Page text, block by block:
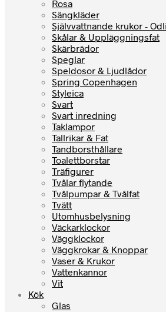
Rosa
Sängkläder
Självvattnande krukor -
Skålar & Uppläggningsfat
Skärbrädor
Speglar
Speldosor & Ljudlådor
Spring Copenhagen
Styleica
Svart
Svart inredning
Taklampor
Tallrikar & Fat
Tandborsthållare
Toalettborstar
Träfigurer
Tvålar flytande
Tvålpumpar & Tvålfat
Tvätt
Utomhusbelysning
Väckarklockor
Väggklockor
Väggkrokar & Knoppar
Vaser & Krukor
Vattenkannor
Vit
Kök
Glas